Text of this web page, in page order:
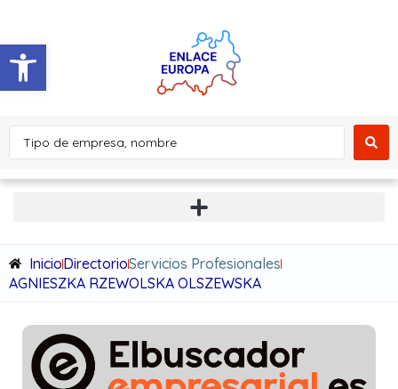
Abrir barra de herramientas
InicioDirectorioServicios Profesionales
AGNIESZKA RZEWOLSKA OLSZEWSKA